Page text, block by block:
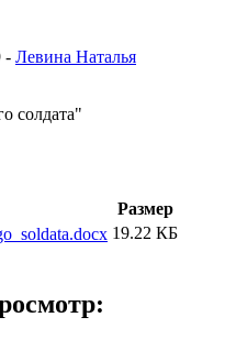
- Левина Наталья
солдата"
Размер
19.22 КБ